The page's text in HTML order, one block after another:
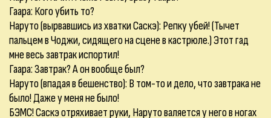
Гаара: Кого убить то?
Наруто (вырвавшись из хватки Саскэ): Репку убей! (Тычет
пальцем в Чоджи, сидящего на сцене в кастрюле.) Этот гад
мне весь завтрак испортил!
Гаара: Завтрак? А он вообще был?
Наруто (впадая в бешенство): В том-то и дело, что завтрака не
было! Даже у меня не было!
БЭМС! Саскэ отряхивает руки, Наруто валяется у него в ногах